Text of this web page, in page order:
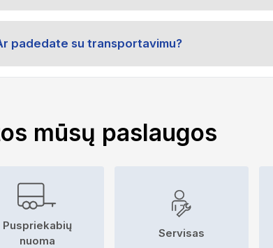
padedate su transportavimu?
mūsų paslaugos
Puspriekabių
nuoma
Servisas